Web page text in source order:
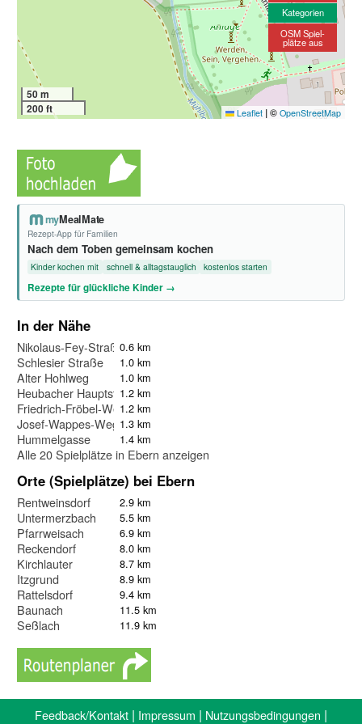
50 m
200 ft
Leaflet |© OpenStreetMap
Kategorien
OSM Spiel-
plätze aus
myMealMate
Rezept-App für Familien
Nach dem Toben gemeinsam kochen
Kinder kochen mit schnell & alltagstauglich kostenlos starten
Rezepte für glückliche Kinder →
In der Nähe
Nikolaus-Fey-Straße0.6 km
Schlesier Straße 1.0 km
Alter Hohlweg 1.0 km
Heubacher Hauptstraße
1.2 km
Friedrich-Fröbel-Weg1.2 km
Josef-Wappes-Weg 1.3 km
Hummelgasse 1.4 km
Alle 20 Spielplätze in Ebern anzeigen
Orte (Spielplätze) bei Ebern
Rentweinsdorf 2.9 km
Untermerzbach 5.5 km
Pfarrweisach 6.9 km
Reckendorf 8.0 km
Kirchlauter 8.7 km
Itzgrund 8.9 km
Rattelsdorf 9.4 km
Baunach 11.5 km
Seßlach 11.9 km
Feedback/Kontakt | Impressum | Nutzungsbedingungen |